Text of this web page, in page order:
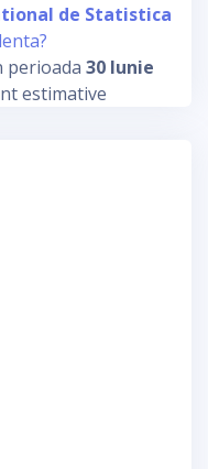
de Statistica
perioada 30 Iunie
estimative